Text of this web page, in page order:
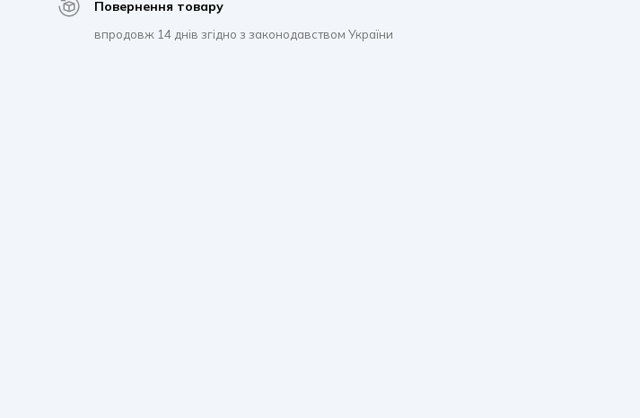
Повернення товару
впродовж 14 днів згідно з законодавством України